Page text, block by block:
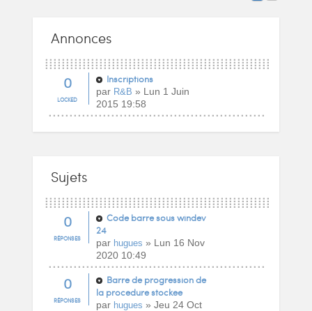
Annonces
0
LOCKED
Inscriptions
par R&B » Lun 1 Juin
2015 19:58
Sujets
0
RÉPONSES
Code barre sous windev
24
par hugues » Lun 16 Nov
2020 10:49
0
RÉPONSES
Barre de progression de
la procedure stockee
par hugues » Jeu 24 Oct